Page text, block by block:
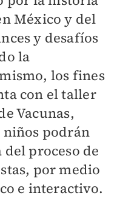
México y del
y desafíos
la
los fines
con el taller
Vacunas,
podrán
proceso de
por medio
e interactivo.